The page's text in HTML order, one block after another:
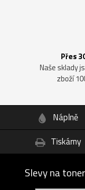
Přes
Naše sklady
zboží
Náplně
Tiskárny
Slevy na